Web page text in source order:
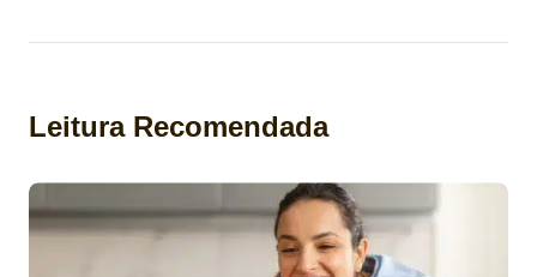
Leitura Recomendada